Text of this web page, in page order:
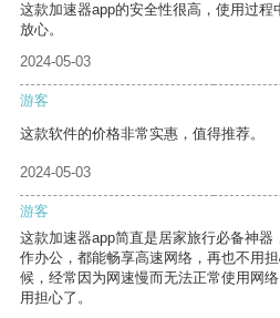
这款加速器app的安全性很高，使用过
放心。
2024-05-03
游客
这款软件的价格非常实惠，值得推荐。
2024-05-03
游客
这款加速器app简直是居家旅行必备神
作办公，都能畅享高速网络，再也不用
候，经常因为网速慢而无法正常使用网
用担心了。